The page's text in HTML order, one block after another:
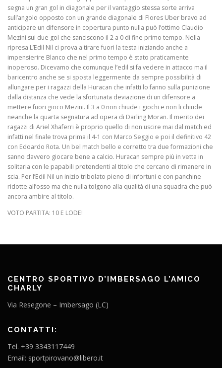
segna un gran gol in diagonale per il vantaggio stessa sorte arriva
sull’angolo opposto con un grande diagonale di Flores Uber bravo ad
anticipare un difensore in copertura punto nulla può l’ottimo Claudio
Mezini sui due gol che sanciscono il 2 a 0 di fine primo tempo. Nella
ripresa L’Edil Nil ci prova a tirare fuori la testa iniziando anche a
impensierire Blanco che nel primo tempo è stato praticamente
inoperoso. Dicevamo che comunque l’edil si fa vedere in attacco ma il
baricentro anche se si sposta leggermente da sempre possibilità di
allungare per i ragazzi della Huracan che infatti lo fanno sulla punizione
dalla distanza che vede la sfortunata deviazione di un difensore a
mettere fuori gioco Mezini. Il 3 a 0 non chiude i giochi e non li chiude
neanche la quarta segnatura ad opera di Darling Moran. Il merito dei
ragazzi di Ariel Xhaferri è proprio quello di non uscire mai dal match ed
infatti nel finale trova prima il 4-1 con Marco Seggio e poi il definitivo 42
con Edoardo Rota. Un bel match bello e corretto tra due formazioni che
sanno davvero giocare bene a calcio. Huracan sempre più in vetta in
solitaria con le papabili pretendenti al titolo che cercano di rimanere in
scia. Per l’Edil Nil un inizio tribolato pieno di infortuni e con panchine
ridotte all’osso ma che nulla tolgono alla qualità di una squadra che può
ancora ambire al titolo.
VOTO PARTITA: 10 E LODE!
CENTRO SPORTIVO D’IMBERSAGO L’AMICO
CHARLY
Via Resegone – Imbersago (LC)
CONTATTI:
Tel. +39 3343117449
Email: sportpirovano@libero.it